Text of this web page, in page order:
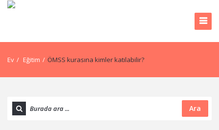
Ev / Eğitim / ÖMSS kurasına kimler katılabilir?
Ara